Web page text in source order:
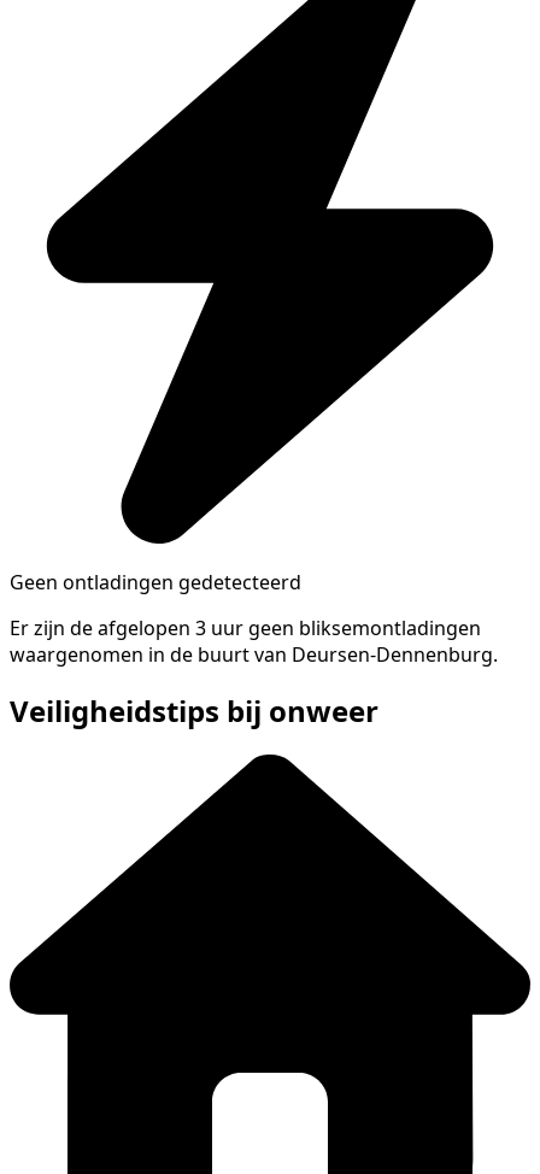
Geen ontladingen gedetecteerd
Er zijn de afgelopen 3 uur geen bliksemontladingen
waargenomen in de buurt van Deursen-Dennenburg.
Veiligheidstips bij onweer